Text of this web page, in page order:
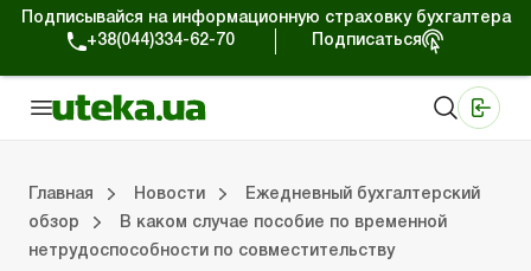
Подписывайся на информационную страховку бухгалтера
+38(044)334-62-70
Подписаться
Главная Новости
Ежедневный бухгалтерский
обзор
В каком случае пособие по временной
нетрудоспособности по совместительству